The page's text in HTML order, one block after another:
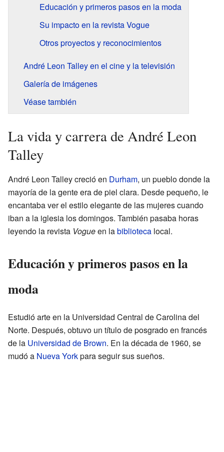
Educación y primeros pasos en la moda
Su impacto en la revista Vogue
Otros proyectos y reconocimientos
André Leon Talley en el cine y la televisión
Galería de imágenes
Véase también
La vida y carrera de André Leon
Talley
André Leon Talley creció en Durham, un pueblo donde la
mayoría de la gente era de piel clara. Desde pequeño, le
encantaba ver el estilo elegante de las mujeres cuando
iban a la iglesia los domingos. También pasaba horas
leyendo la revista Vogueen labiblioteca local.
Educación y primeros pasos en la
moda
Estudió arte en la Universidad Central de Carolina del
Norte. Después, obtuvo un título de posgrado en francés
de la Universidad de Brown. En la década de 1960, se
mudó a Nueva Yorkpara seguir sus sueños.